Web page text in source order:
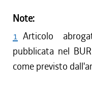
Note:
1 Articolo
pubblicata nel
come previsto